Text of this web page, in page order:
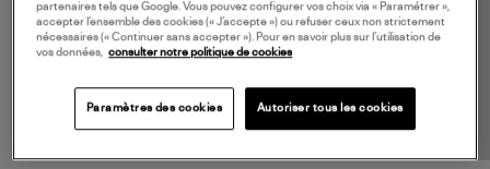
partenaires tels que Google. Vous pouvez configurer vos choix via « Paramétrer »,
accepter l’ensemble des cookies (« J’accepte ») ou refuser ceux non strictement
nécessaires (« Continuer sans accepter »). Pour en savoir plus sur l’utilisation de
vos données, consulter notre politique de cookies
Paramètres des cookies Autoriser tous les cookies